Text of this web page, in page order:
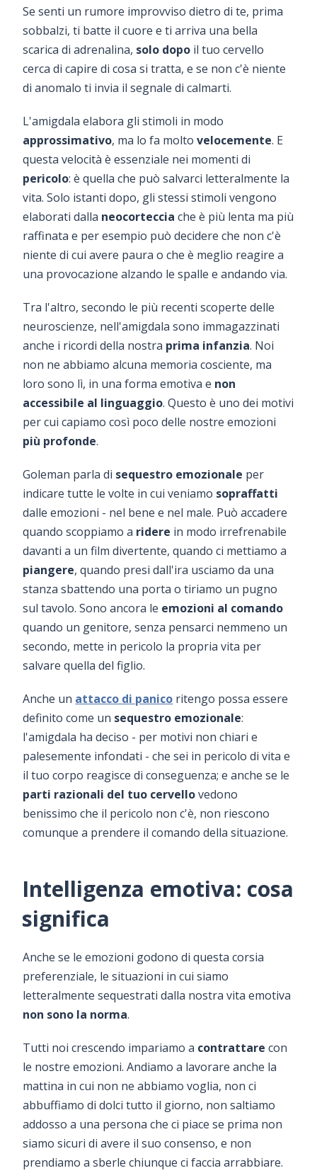
Se senti un rumore improvviso dietro di te, prima
sobbalzi, ti batte il cuore e ti arriva una bella
scarica di adrenalina, solo dopo il tuo cervello
cerca di capire di cosa si tratta, e se non c'è niente
di anomalo ti invia il segnale di calmarti.
L'amigdala elabora gli stimoli in modo
approssimativo, ma lo fa moltovelocemente. E
questa velocità è essenziale nei momenti di
pericolo: è quella che può salvarci letteralmente la
vita. Solo istanti dopo, gli stessi stimoli vengono
elaborati dalla neocorteccia che è più lenta ma più
raffinata e per esempio può decidere che non c'è
niente di cui avere paura o che è meglio reagire a
una provocazione alzando le spalle e andando via.
Tra l'altro, secondo le più recenti scoperte delle
neuroscienze, nell'amigdala sono immagazzinati
anche i ricordi della nostra prima infanzia. Noi
non ne abbiamo alcuna memoria cosciente, ma
loro sono lì, in una forma emotiva e non
accessibile al linguaggio. Questo è uno dei motivi
per cui capiamo così poco delle nostre emozioni
più profonde.
Goleman parla di sequestro emozionale per
indicare tutte le volte in cui veniamo sopraffatti
dalle emozioni - nel bene e nel male. Può accadere
quando scoppiamo a ridere in modo irrefrenabile
davanti a un film divertente, quando ci mettiamo a
piangere, quando presi dall'ira usciamo da una
stanza sbattendo una porta o tiriamo un pugno
sul tavolo. Sono ancora le emozioni al comando
quando un genitore, senza pensarci nemmeno un
secondo, mette in pericolo la propria vita per
salvare quella del figlio.
Anche un attacco di panico ritengo possa essere
definito come un sequestro emozionale:
l'amigdala ha deciso - per motivi non chiari e
palesemente infondati - che sei in pericolo di vita e
il tuo corpo reagisce di conseguenza; e anche se le
parti razionali del tuo cervellovedono
benissimo che il pericolo non c'è, non riescono
comunque a prendere il comando della situazione.
Intelligenza emotiva: cosa
significa
Anche se le emozioni godono di questa corsia
preferenziale, le situazioni in cui siamo
letteralmente sequestrati dalla nostra vita emotiva
non sono la norma.
Tutti noi crescendo impariamo a contrattare con
le nostre emozioni. Andiamo a lavorare anche la
mattina in cui non ne abbiamo voglia, non ci
abbuffiamo di dolci tutto il giorno, non saltiamo
addosso a una persona che ci piace se prima non
siamo sicuri di avere il suo consenso, e non
prendiamo a sberle chiunque ci faccia arrabbiare.